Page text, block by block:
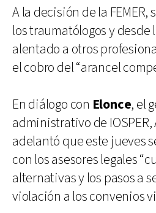
A la decisión de la
los traumatólogos y
alentado a otros
el cobro del “arancel
En diálogo con Elonce, el
administrativo de
adelantó que este jueves
con los asesores legales
alternativas y los pasos a
violación a los convenios